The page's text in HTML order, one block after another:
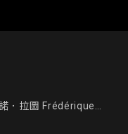
．拉圖 Frédérique